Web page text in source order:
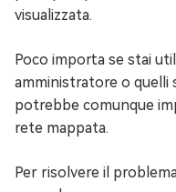
visualizzata.
Poco importa se stai
amministratore o quelli
potrebbe comunque
rete mappata.
Per risolvere il